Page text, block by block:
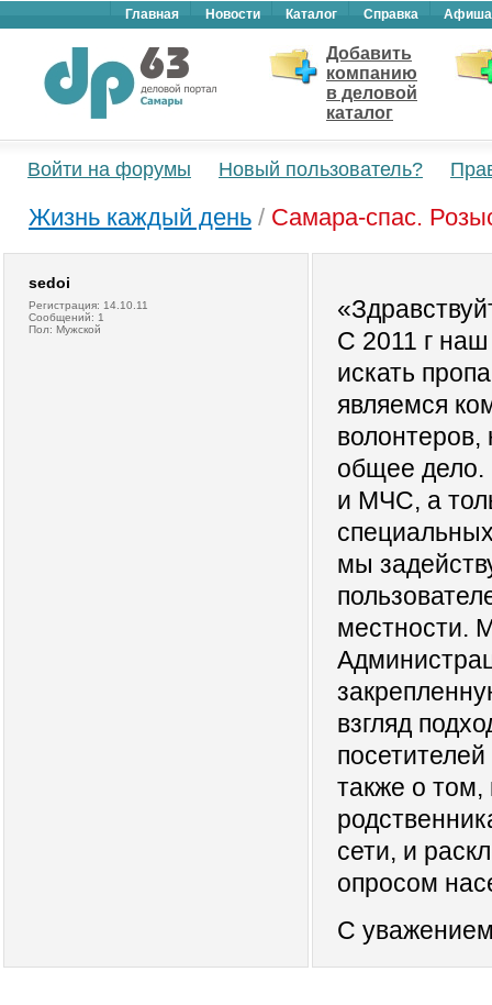
Главная Новости Каталог Справка Афиша
Добавить
компанию
в деловой
каталог
Войти на форумы Новый пользователь?
Жизнь каждый день / Самара-cпас.
sedoi
Регистрация: 14.10.11
Сообщений: 1
Пол: Мужской
С 2011 г наш
искать
являемся
общее дело.
и МЧС, а
мы
местности.
взгляд
также о
сети, и
опросом
С